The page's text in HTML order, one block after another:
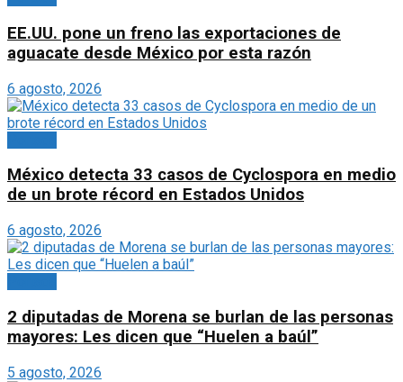
EE.UU. pone un freno las exportaciones de
aguacate desde México por esta razón
6 agosto, 2026
México detecta 33 casos de Cyclospora en medio
de un brote récord en Estados Unidos
6 agosto, 2026
2 diputadas de Morena se burlan de las personas
mayores: Les dicen que “Huelen a baúl”
5 agosto, 2026